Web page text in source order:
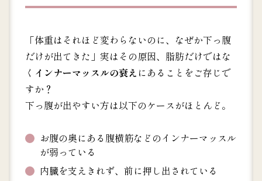
「体重はそれほど変わらないのに、なぜか下っ腹
だけが出てきた」実はその原因、脂肪だけではな
く インナーマッスルの衰え にあることをご存じで
すか？
下っ腹が出やすい方は以下のケースがほとんど。
お腹の奥にある腹横筋などのインナーマッスル
が弱っている
内臓を支えきれず、前に押し出されている